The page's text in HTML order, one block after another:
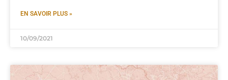
EN SAVOIR PLUS »
10/09/2021